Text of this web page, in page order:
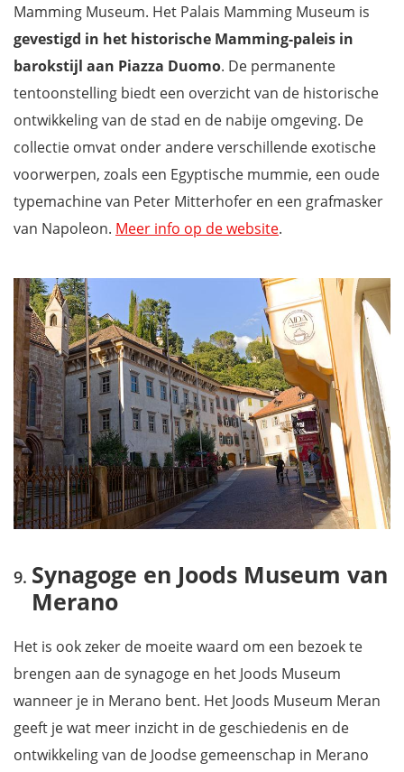
Mamming Museum. Het Palais Mamming Museum is
gevestigd in het historische Mamming-paleis in
barokstijl aan Piazza Duomo. De permanente
tentoonstelling biedt een overzicht van de historische
ontwikkeling van de stad en de nabije omgeving. De
collectie omvat onder andere verschillende exotische
voorwerpen, zoals een Egyptische mummie, een oude
typemachine van Peter Mitterhofer en een grafmasker
van Napoleon. Meer info op de website.
Synagoge en Joods Museum van
Merano
Het is ook zeker de moeite waard om een bezoek te
brengen aan de synagoge en het Joods Museum
wanneer je in Merano bent. Het Joods Museum Meran
geeft je wat meer inzicht in de geschiedenis en de
ontwikkeling van de Joodse gemeenschap in Merano